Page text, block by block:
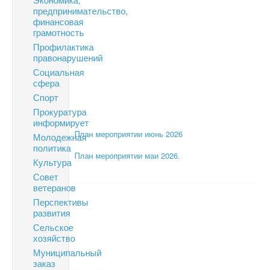
предпринимательство,
финансовая
грамотность
Профилактика
правонарушений
Социальная
сфера
Спорт
Прокуратура
информирует
Молодежная
политика
Культура
Совет
ветеранов
Перспективы
развития
Сельское
хозяйство
Муниципальный
заказ
План мероприятии июнь 2026
План мероприятии маи 2026.